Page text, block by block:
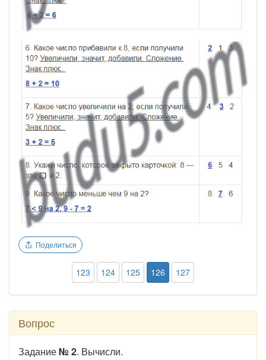
Поделиться
123 124 125 126 127
Вопрос
Задание№ 2. Вычисли.